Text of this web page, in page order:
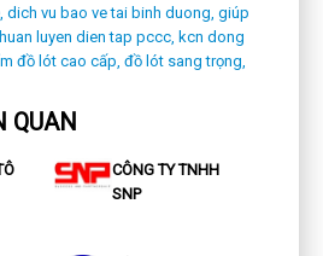
dich vu bao ve tai binh duong, giúp
huan luyen dien tap pccc, kcn dong
đồ lót cao cấp, đồ lót sang trọng,
QUAN
CÔNG TY TNHH
SNP